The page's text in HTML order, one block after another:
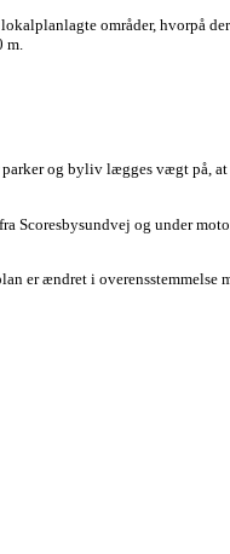
områder, hvorpå
m.
og byliv lægges vægt på,
Scoresbysundvej og under
er ændret i overensstemmelse